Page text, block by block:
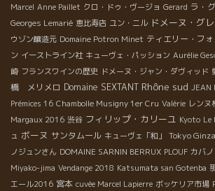
Marcel Anne Paillet クロ・ドゥ・ヴージョ Gerard ラ・
Georges Lemarié 恵比寿店 ユン・ニル ドメーヌ・グ
ウゾン醸造元 Domaine Potron Minet ティエリー・フ
ン イーストライン社 キューヴェ・パッション Aurélie
崎 フランスワインの歴史 ドメーヌ・ジャン・ダヴィッド
橋 メリメロ Domaine SEXTANT Rhône sud JEAN
Prémices 16 Chambolle Musigny 1er Cru Valérie レンヌ
Margaux 2016 渋谷 フィリップ・カリーユ Kyoto Le
ュ ボーヌ サンタムール キューヴェ「和」 Tokyo Ginza
ノジュンさん DOMAINE SARNIN BERRUX PLOUF カバ
Miyako-jima Vendange 2018 Katsumata san Gotenba
エール2016 宮本 cuvée Marcel Lapierre ボッケリア市場